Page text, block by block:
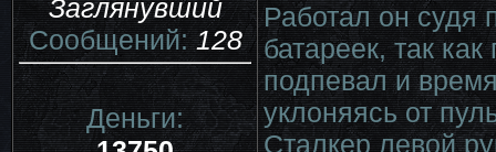
Заглянувший
Сообщений:128
Деньги:
Работал он судя
батареек, так
подпевал и
уклоняясь от
Сталкер левой